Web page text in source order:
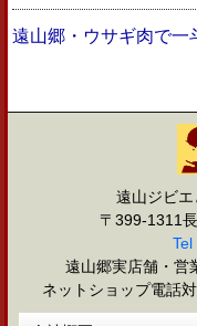
遠山郷・ウサギ肉で一
遠山ジビ
〒399-1311
遠山郷実店舗・営
ネットショップ電話